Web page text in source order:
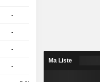
-
-
- 52.24 / 65.32
-
Ma Liste